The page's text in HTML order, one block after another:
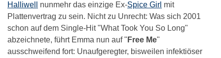
Halliwell
nunmehr das einzige Ex-Spice Girl mit
Plattenvertrag zu sein. Nicht zu Unrecht: Was sich 2001
schon auf dem Single-Hit "What Took You So Long"
abzeichnete, führt Emma nun auf " Free Me"
ausschweifend fort: Unaufgeregter, bisweilen infektiöser